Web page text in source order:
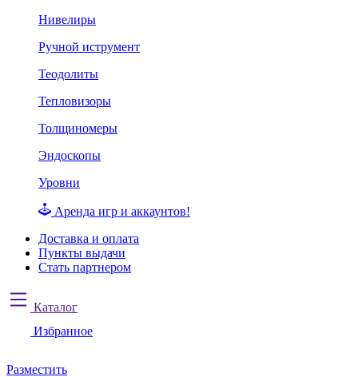
Нивелиры
Ручной иструмент
Теодолиты
Тепловизоры
Толщиномеры
Эндоскопы
Уровни
Аренда игр и аккаунтов!
Доставка и оплата
Пункты выдачи
Стать партнером
Каталог
Избранное
Разместить